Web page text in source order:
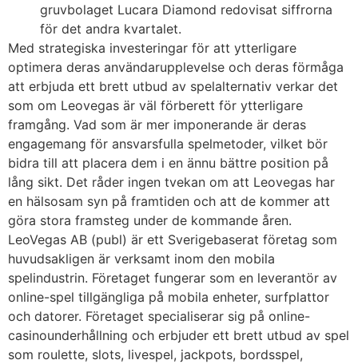
gruvbolaget Lucara Diamond redovisat siffrorna
för det andra kvartalet.
Med strategiska investeringar för att ytterligare
optimera deras användarupplevelse och deras förmåga
att erbjuda ett brett utbud av spelalternativ verkar det
som om Leovegas är väl förberett för ytterligare
framgång. Vad som är mer imponerande är deras
engagemang för ansvarsfulla spelmetoder, vilket bör
bidra till att placera dem i en ännu bättre position på
lång sikt. Det råder ingen tvekan om att Leovegas har
en hälsosam syn på framtiden och att de kommer att
göra stora framsteg under de kommande åren.
LeoVegas AB (publ) är ett Sverigebaserat företag som
huvudsakligen är verksamt inom den mobila
spelindustrin. Företaget fungerar som en leverantör av
online-spel tillgängliga på mobila enheter, surfplattor
och datorer. Företaget specialiserar sig på online-
casinounderhållning och erbjuder ett brett utbud av spel
som roulette, slots, livespel, jackpots, bordsspel,